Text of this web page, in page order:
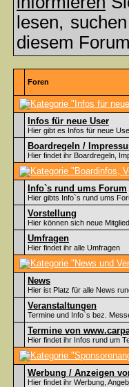
lesen,
diesem
Foren
Infos für neue User
Hier gibt es Infos für neue
Boardregeln /
Hier findet ihr Boardregeln,
Info`s rund ums Forum
Hier gibts Info`s rund ums
Vorstellung
Hier können sich neue
Umfragen
Hier findet ihr alle Umfragen
News
Hier ist Platz für alle News
Veranstaltungen
Termine und Info`s bez.
Termine von
Hier findet ihr Infos rund um
Werbung / Anzeigen
Hier findet ihr Werbung,